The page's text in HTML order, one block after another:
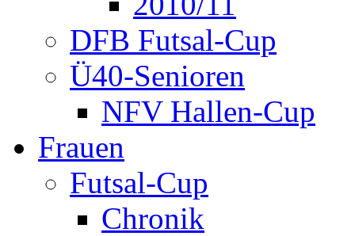
DFB Futsal-Cup
Ü40-Senioren
NFV Hallen-Cup
Frauen
Futsal-Cup
Chronik